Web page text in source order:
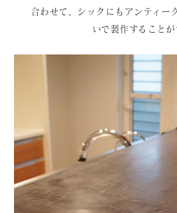
合わせて、シックにもアンティー
いで製作することが